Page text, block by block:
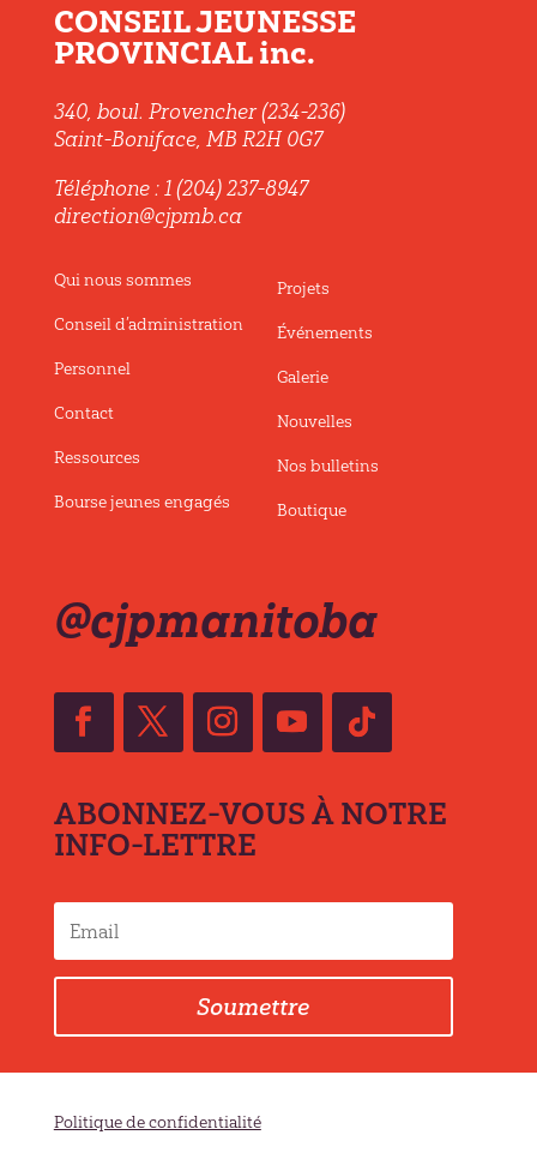
CONSEIL JEUNESSE
PROVINCIAL inc.
340, boul. Provencher (234-236)
Saint-Boniface, MB R2H 0G7
Téléphone : 1 (204) 237-8947
direction@cjpmb.ca
Qui nous sommes
Conseil d’administration
Personnel
Contact
Ressources
Bourse jeunes engagés
Projets
Événements
Galerie
Nouvelles
Nos bulletins
Boutique
@cjpmanitoba
ABONNEZ-VOUS À NOTRE
INFO-LETTRE
Soumettre
Politique de confidentialité